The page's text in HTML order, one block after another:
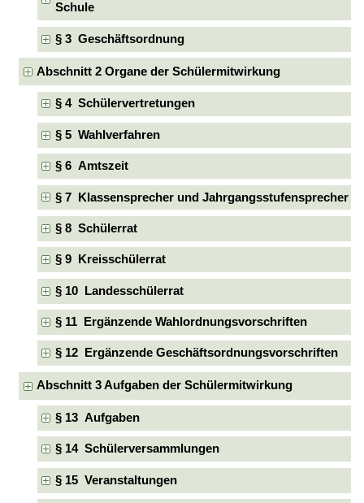
Schule
§ 3 Geschäftsordnung
Abschnitt 2 Organe der Schülermitwirkung
§ 4 Schülervertretungen
§ 5 Wahlverfahren
§ 6 Amtszeit
§ 7 Klassensprecher und Jahrgangsstufensprecher
§ 8 Schülerrat
§ 9 Kreisschülerrat
§ 10 Landesschülerrat
§ 11 Ergänzende Wahlordnungsvorschriften
§ 12 Ergänzende Geschäftsordnungsvorschriften
Abschnitt 3 Aufgaben der Schülermitwirkung
§ 13 Aufgaben
§ 14 Schülerversammlungen
§ 15 Veranstaltungen